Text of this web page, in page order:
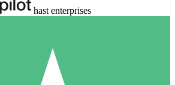
hast enterprises